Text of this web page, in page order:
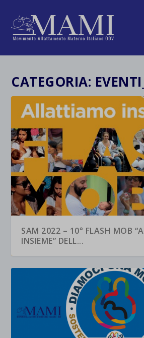
CATEGORIA:
SAM 2022 – 10° FLASH MOB
INSIEME” DELL...